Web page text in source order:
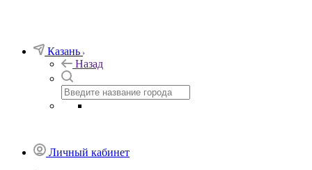
Казань
Назад
Личный кабинет